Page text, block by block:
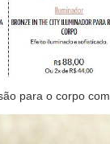
para o corpo